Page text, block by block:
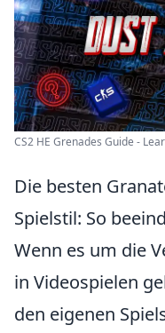
CS2 HE Grenades Guide -
Die besten
Spielstil: So
Wenn es um die
in Videospielen
den eigenen